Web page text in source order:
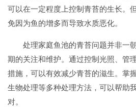
可以在一定程度上控制青苔的生长。
免因为鱼的增多而导致水质恶化。
处理家庭鱼池的青苔问题并非一
期的关注和维护。通过控制光照、管
措施，可以有效减少青苔的滋生。掌
生物处理等多种处理方法，可以帮助
对。